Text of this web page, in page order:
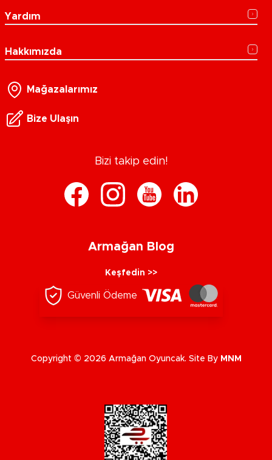
Yardım
Hakkımızda
Mağazalarımız
Bize Ulaşın
Bizi takip edin!
Armağan Blog
Keşfedin >>
Güvenli Ödeme
Copyright © 2026 Armağan Oyuncak. Site By MNM